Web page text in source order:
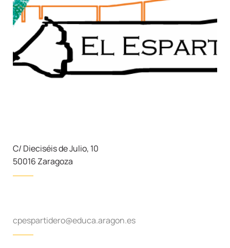
C/ Dieciséis de Julio, 10
50016 Zaragoza
cpespartidero@educa.aragon.es